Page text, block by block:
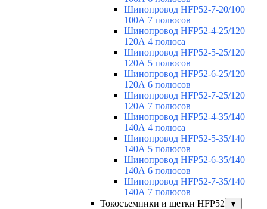
Шинопровод HFP52-7-20/100
100А 7 полюсов
Шинопровод HFP52-4-25/120
120А 4 полюса
Шинопровод HFP52-5-25/120
120А 5 полюсов
Шинопровод HFP52-6-25/120
120А 6 полюсов
Шинопровод HFP52-7-25/120
120А 7 полюсов
Шинопровод HFP52-4-35/140
140А 4 полюса
Шинопровод HFP52-5-35/140
140А 5 полюсов
Шинопровод HFP52-6-35/140
140А 6 полюсов
Шинопровод HFP52-7-35/140
140А 7 полюсов
Токосъемники и щетки HFP52
▼